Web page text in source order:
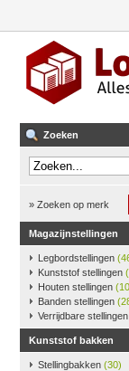
Zoeken
» Zoeken op merk
Magazijnstellingen
Legbordstellingen
Kunststof stellingen
Houten stellingen
Banden stellingen
Verrijdbare stellingen
Kunststof bakken
Stellingbakken (30)